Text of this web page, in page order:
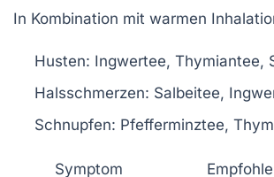
In Kombination mit warmen
Husten: Ingwertee, Thymiantee,
Halsschmerzen: Salbeitee,
Schnupfen: Pfefferminztee,
Symptom